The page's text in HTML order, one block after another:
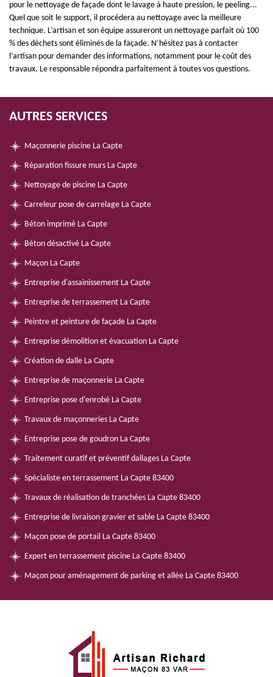
pour le nettoyage de façade dont le lavage à haute pression, le peeling...
Quel que soit le support, il procédera au nettoyage avec la meilleure
technique. L’artisan et son équipe assureront un nettoyage parfait où 100
% des déchets sont éliminés de la façade. N’hésitez pas à contacter
l’artisan pour demander des informations, notamment pour le coût des
travaux. Le responsable répondra parfaitement à toutes vos questions.
AUTRES SERVICES
Maçonnerie piscine La Capte
Réparation fissure murs La Capte
Nettoyage de piscine La Capte
Carreleur pose de carrelage La Capte
Béton imprimé La Capte
Béton désactivé La Capte
Maçon La Capte
Entreprise d'assainissement La Capte
Entreprise de terrassement La Capte
Peintre et peinture de façade La Capte
Entreprise démolition et évacuation La Capte
Création de dalle La Capte
Entreprise de maçonnerie La Capte
Entreprise pose d'enrobé La Capte
Travaux de maçonneries La Capte
Entreprise pose de goudron La Capte
Traitement curatif et préventif dallages La Capte
Spécialiste en terrassement La Capte 83400
Travaux de réalisation de tranchées La Capte 83400
Entreprise de livraison gravier et sable La Capte 83400
Maçon pose de portail La Capte 83400
Expert en terrassement piscine La Capte 83400
Maçon pour aménagement de parking et allée La Capte 83400